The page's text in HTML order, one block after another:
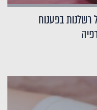
רשלנות בפענוח